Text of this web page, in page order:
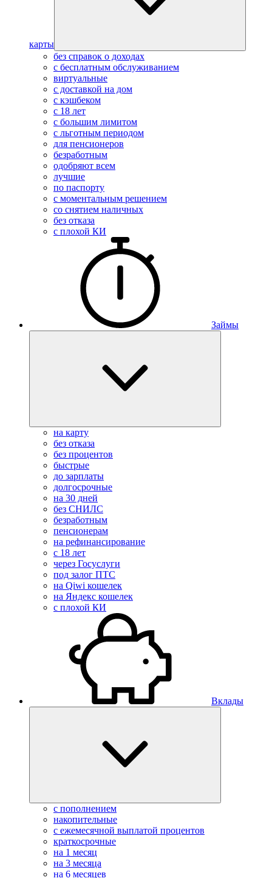
карты
без справок о доходах
с бесплатным обслуживанием
виртуальные
с доставкой на дом
с кэшбеком
с 18 лет
с большим лимитом
с льготным периодом
для пенсионеров
безработным
одобряют всем
лучшие
по паспорту
с моментальным решением
со снятием наличных
без отказа
с плохой КИ
Займы
на карту
без отказа
без процентов
быстрые
до зарплаты
долгосрочные
на 30 дней
без СНИЛС
безработным
пенсионерам
на рефинансирование
с 18 лет
через Госуслуги
под залог ПТС
на Qiwi кошелек
на Яндекс кошелек
с плохой КИ
Вклады
с пополнением
накопительные
с ежемесячной выплатой процентов
краткосрочные
на 1 месяц
на 3 месяца
на 6 месяцев